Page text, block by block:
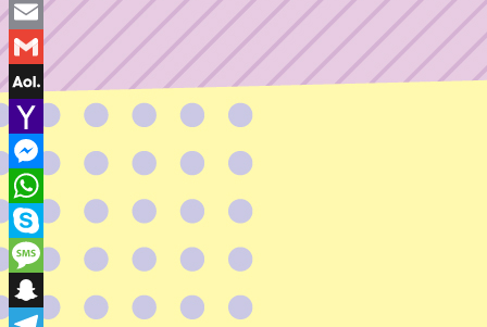
Copy
Link
Email
Gmail
AOL
Mail
Yahoo
Mail
Messenger
WhatsApp
Skype
Message